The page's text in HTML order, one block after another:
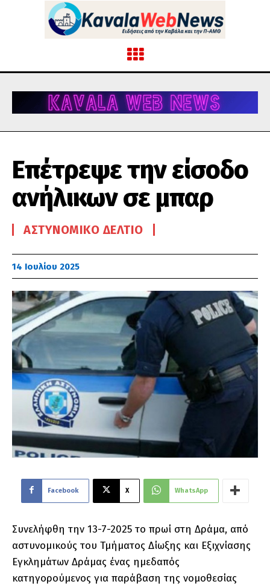
Επέτρεψε την είσοδο
ανήλικων σε μπαρ
ΑΣΤΥΝΟΜΙΚΌ ΔΕΛΤΊΟ
14 Ιουλίου 2025
Facebook X WhatsApp
Συνελήφθη την 13-7-2025 το πρωί στη Δράμα, από
αστυνομικούς του Τμήματος Δίωξης και Εξιχνίασης
Εγκλημάτων Δράμας ένας ημεδαπός
κατηγορούμενος για παράβαση της νομοθεσίας